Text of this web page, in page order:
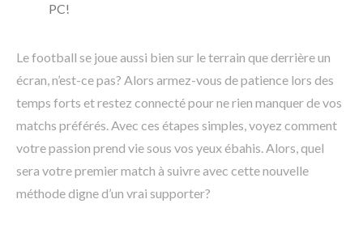
PC!
Le football se joue aussi bien sur le terrain que derrière un
écran, n’est-ce pas? Alors armez-vous de patience lors des
temps forts et restez connecté pour ne rien manquer de vos
matchs préférés. Avec ces étapes simples, voyez comment
votre passion prend vie sous vos yeux ébahis. Alors, quel
sera votre premier match à suivre avec cette nouvelle
méthode digne d’un vrai supporter?